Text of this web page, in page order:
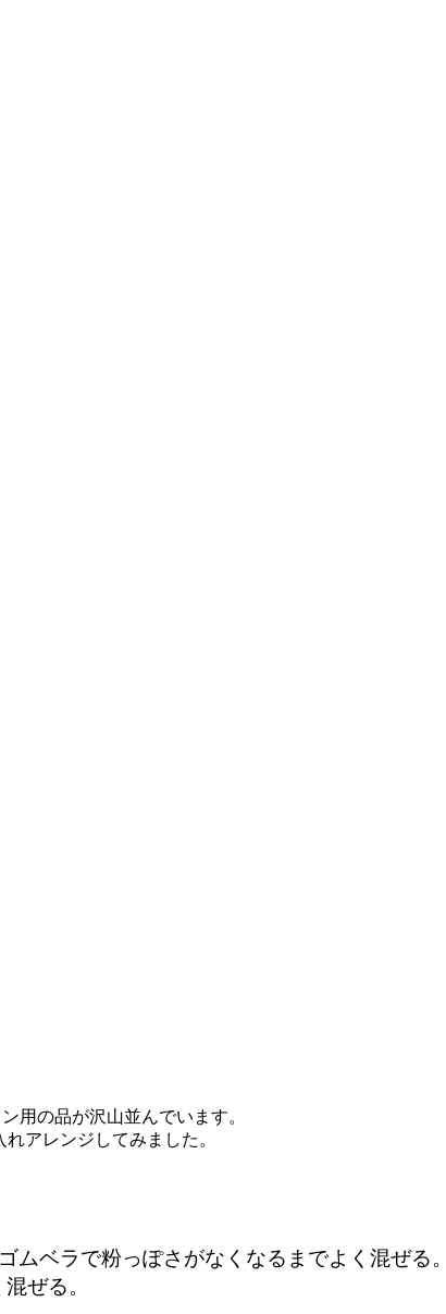
用の品が沢山並んでいます。
アレンジしてみました。
ベラで粉っぽさがなくなるまでよく混ぜる。
ぜる。